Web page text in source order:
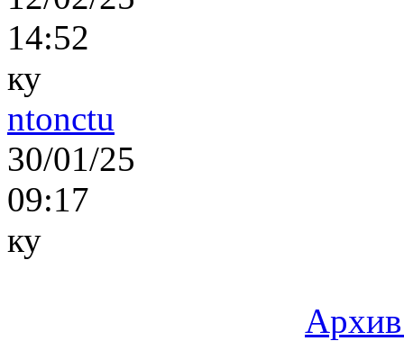
14:52
ку
ntonctu
30/01/25
09:17
ку